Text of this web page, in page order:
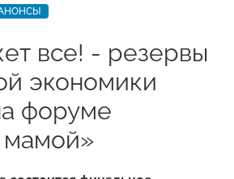
все! - резервы
экономики
форуме